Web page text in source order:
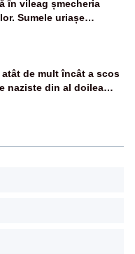
în vileag șmecheria
Sumele uriașe
român
atât de mult încât a scos
naziste din al doilea